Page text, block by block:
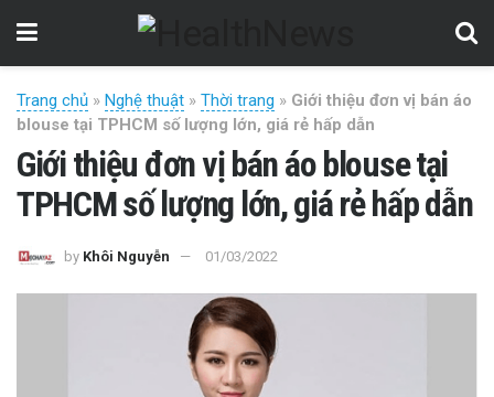
Trang chủ » Nghệ thuật » Thời trang » Giới thiệu đơn vị bán áo
blouse tại TPHCM số lượng lớn, giá rẻ hấp dẫn
Giới thiệu đơn vị bán áo blouse tại
TPHCM số lượng lớn, giá rẻ hấp dẫn
by Khôi Nguyễn 01/03/2022